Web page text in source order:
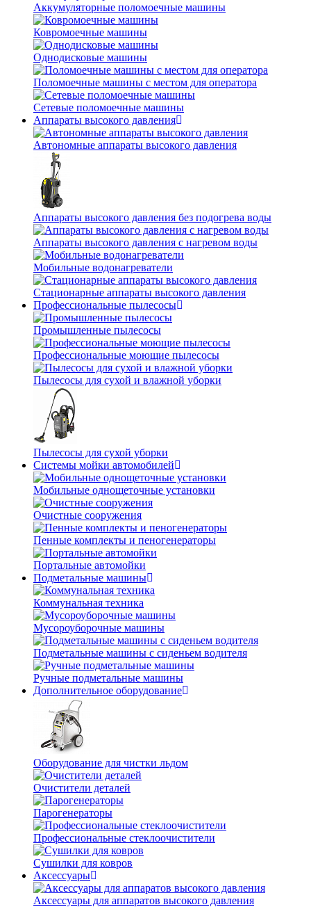
Аккумуляторные поломоечные машины
Ковромоечные машины
Однодисковые машины
Поломоечные машины с местом для оператора
Сетевые поломоечные машины
Аппараты высокого давления
Автономные аппараты высокого давления
Аппараты высокого давления без подогрева воды
Аппараты высокого давления с нагревом воды
Мобильные водонагреватели
Стационарные аппараты высокого давления
Профессиональные пылесосы
Промышленные пылесосы
Профессиональные моющие пылесосы
Пылесосы для сухой и влажной уборки
Пылесосы для сухой уборки
Системы мойки автомобилей
Мобильные однощеточные установки
Очистные сооружения
Пенные комплекты и пеногенераторы
Портальные автомойки
Подметальные машины
Коммунальная техника
Мусороуборочные машины
Подметальные машины с сиденьем водителя
Ручные подметальные машины
Дополнительное оборудование
Оборудование для чистки льдом
Очистители деталей
Парогенераторы
Профессиональные стеклоочистители
Сушилки для ковров
Аксессуары
Аксессуары для аппаратов высокого давления